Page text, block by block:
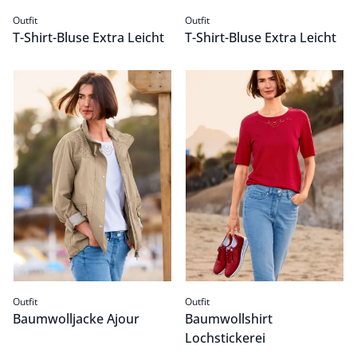
Outfit
T-Shirt-Bluse Extra Leicht
Outfit
T-Shirt-Bluse Extra Leicht
Baumwolljacke Ajour
Passform Outfit.
Outfit
Baumwolljacke Ajour
Baumwollshirt Lochstickerei
Passform Outfit.
Outfit
Baumwollshirt
Lochstickerei